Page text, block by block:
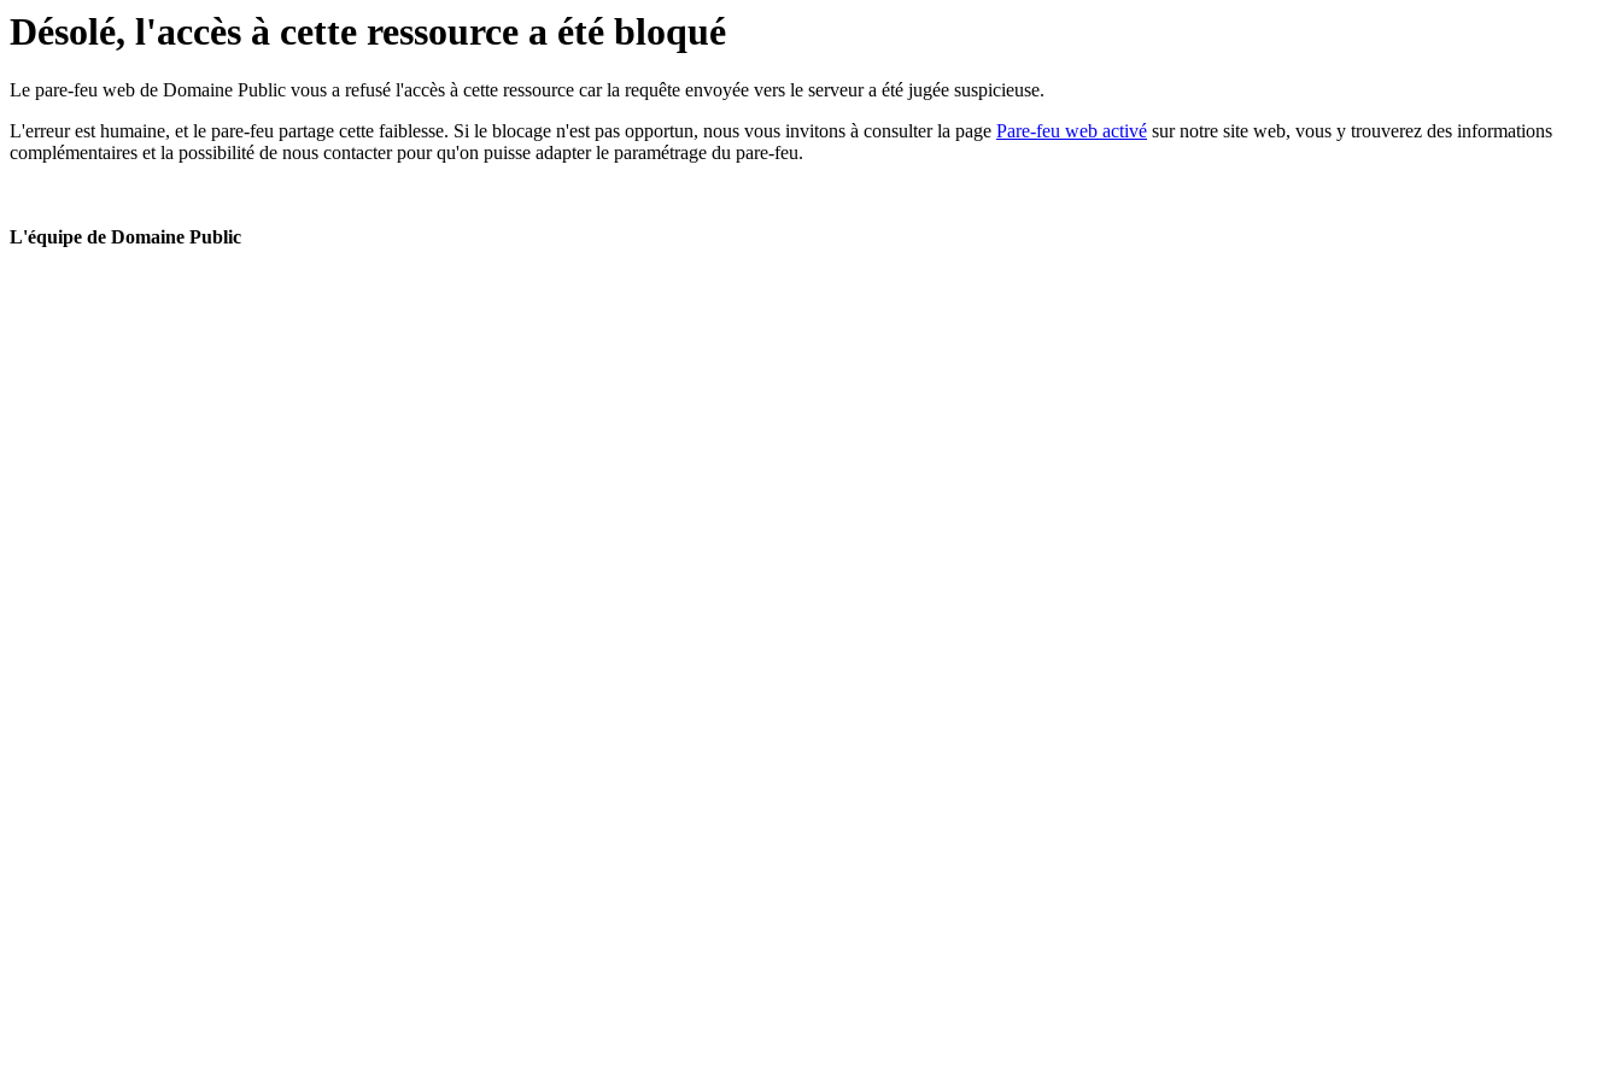
Désolé, l'accès à cette ressource a été bloqué
Le pare-feu web de Domaine Public vous a refusé l'accès à cette ressource car la requête envoyée vers le serveur a été jugée suspicieuse.
L'erreur est humaine, et le pare-feu partage cette faiblesse. Si le blocage n'est pas opportun, nous vous invitons à consulter la page Pare-feu web activé sur notre site web, vous y trouverez des informations
complémentaires et la possibilité de nous contacter pour qu'on puisse adapter le paramétrage du pare-feu.
L'équipe de Domaine Public